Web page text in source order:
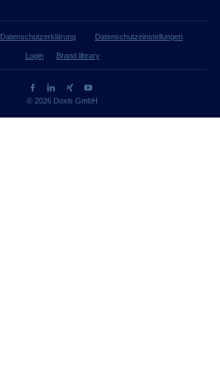
Datenschutzerklärung Datenschutzeinstellungen
Login Brand library
© 2026 Doxis GmbH